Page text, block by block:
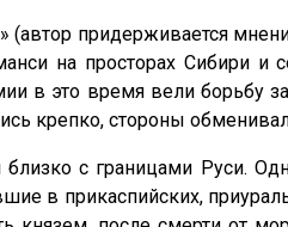
(автор придерживается
на просторах Сибири и
в это время вели борьбу
крепко, стороны
с границами Руси.
в прикаспийских,